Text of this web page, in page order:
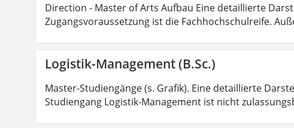
Direction - Master of Arts Aufbau Eine detaillierte
Zugangsvoraussetzung ist die Fachhochschulreife.
Logistik-Management (B.Sc.)
Master-Studiengänge (s. Grafik). Eine detaillierte
Studiengang Logistik-Management ist nicht